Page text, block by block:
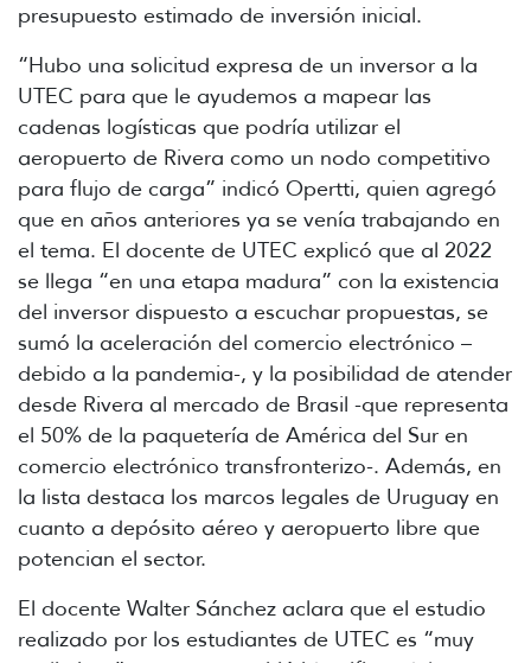
presupuesto estimado de inversión inicial.
“Hubo una solicitud expresa de un inversor a la
UTEC para que le ayudemos a mapear las
cadenas logísticas que podría utilizar el
aeropuerto de Rivera como un nodo competitivo
para flujo de carga” indicó Opertti, quien agregó
que en años anteriores ya se venía trabajando en
el tema. El docente de UTEC explicó que al 2022
se llega “en una etapa madura” con la existencia
del inversor dispuesto a escuchar propuestas, se
sumó la aceleración del comercio electrónico –
debido a la pandemia-, y la posibilidad de atender
desde Rivera al mercado de Brasil -que representa
el 50% de la paquetería de América del Sur en
comercio electrónico transfronterizo-. Además, en
la lista destaca los marcos legales de Uruguay en
cuanto a depósito aéreo y aeropuerto libre que
potencian el sector.
El docente Walter Sánchez aclara que el estudio
realizado por los estudiantes de UTEC es “muy